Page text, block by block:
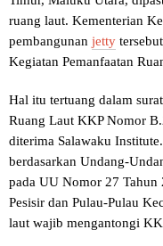
ruang laut. Kementerian
pembangunan jetty
Kegiatan Pemanfaatan
Hal itu tertuang dalam
Ruang Laut KKP Nomor
diterima Salawaku
berdasarkan Undang-
pada UU Nomor 27 Tahun
Pesisir dan Pulau-Pulau
laut wajib mengantongi